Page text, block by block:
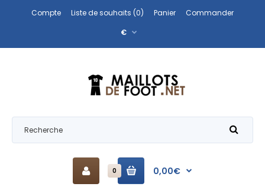
Compte Liste de souhaits (0) Panier
Commander
€
0 0,00€